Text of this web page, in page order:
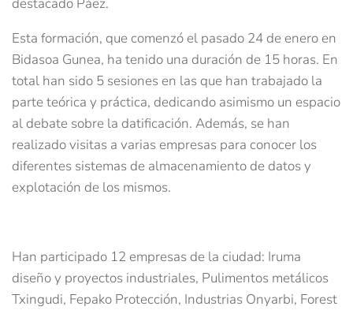
destacado Páez.
Esta formación, que comenzó el pasado 24 de enero en
Bidasoa Gunea, ha tenido una duración de 15 horas. En
total han sido 5 sesiones en las que han trabajado la
parte teórica y práctica, dedicando asimismo un espacio
al debate sobre la datificación. Además, se han
realizado visitas a varias empresas para conocer los
diferentes sistemas de almacenamiento de datos y
explotación de los mismos.
Han participado 12 empresas de la ciudad: Iruma
diseño y proyectos industriales, Pulimentos metálicos
Txingudi, Fepako Protección, Industrias Onyarbi, Forest